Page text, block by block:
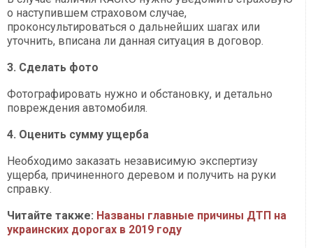
о наступившем страховом случае,
проконсультироваться о дальнейших шагах или
уточнить, вписана ли данная ситуация в договор.
3. Сделать фото
Фотографировать нужно и обстановку, и детально
повреждения автомобиля.
4. Оценить сумму ущерба
Необходимо заказать независимую экспертизу
ущерба, причиненного деревом и получить на руки
справку.
Читайте также: Названы главные причины ДТП на
украинских дорогах в 2019 году